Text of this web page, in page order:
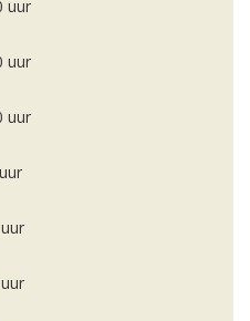
uur
uur
uur